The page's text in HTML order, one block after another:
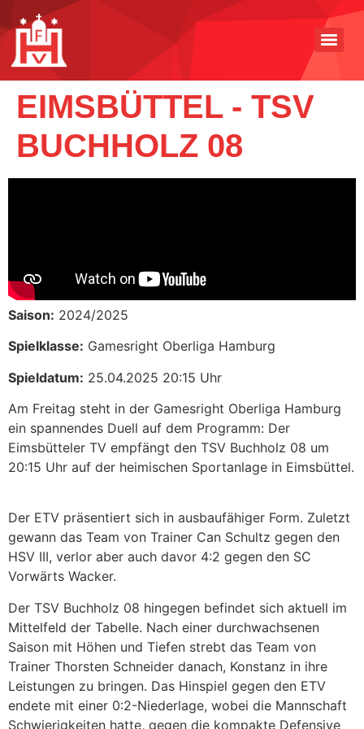
EIMSBÜTTEL - TSV
BUCHHOLZ 08
Saison: 2024/2025
Spielklasse: Gamesright Oberliga Hamburg
Spieldatum: 25.04.2025 20:15 Uhr
Am Freitag steht in der Gamesright Oberliga Hamburg
ein spannendes Duell auf dem Programm: Der
Eimsbütteler TV empfängt den TSV Buchholz 08 um
20:15 Uhr auf der heimischen Sportanlage in Eimsbüttel.
Der ETV präsentiert sich in ausbaufähiger Form. Zuletzt
gewann das Team von Trainer Can Schultz gegen den
HSV III, verlor aber auch davor 4:2 gegen den SC
Vorwärts Wacker.
Der TSV Buchholz 08 hingegen befindet sich aktuell im
Mittelfeld der Tabelle. Nach einer durchwachsenen
Saison mit Höhen und Tiefen strebt das Team von
Trainer Thorsten Schneider danach, Konstanz in ihre
Leistungen zu bringen. Das Hinspiel gegen den ETV
endete mit einer 0:2-Niederlage, wobei die Mannschaft
Schwierigkeiten hatte, gegen die kompakte Defensive